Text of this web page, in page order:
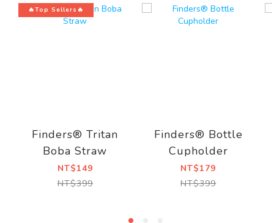
🔥Top Sellers🔥
Finders® Tritan
Boba Straw
NT$149
NT$399
Finders® Bottle
Cupholder
NT$179
NT$399